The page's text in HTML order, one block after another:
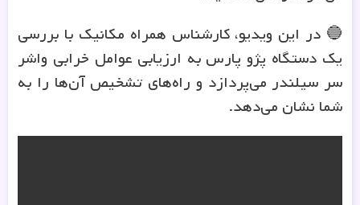
🔵 در این ویدیو، کارشناس همراه مکانیک با بررسی
یک دستگاه پژو پارس به ارزیابی عوامل خرابی واشر
سر سیلندر می‌پردازد و راه‌های تشخیص آن‌ها را به
شما نشان می‌دهد.